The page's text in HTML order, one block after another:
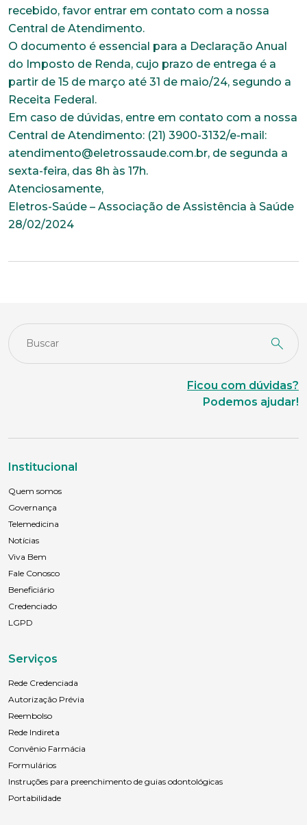
recebido, favor entrar em contato com a nossa
Central de Atendimento.
O documento é essencial para a Declaração Anual
do Imposto de Renda, cujo prazo de entrega é a
partir de 15 de março até 31 de maio/24, segundo a
Receita Federal.
Em caso de dúvidas, entre em contato com a nossa
Central de Atendimento: (21) 3900-3132/e-mail:
atendimento@eletrossaude.com.br, de segunda a
sexta-feira, das 8h às 17h.
Atenciosamente,
Eletros-Saúde – Associação de Assistência à Saúde
28/02/2024
Ficou com dúvidas?
Podemos ajudar!
Institucional
Quem somos
Governança
Telemedicina
Notícias
Viva Bem
Fale Conosco
Beneficiário
Credenciado
LGPD
Serviços
Rede Credenciada
Autorização Prévia
Reembolso
Rede Indireta
Convênio Farmácia
Formulários
Instruções para preenchimento de guias odontológicas
Portabilidade
Trabalhe conosco
Faça parte de uma instituição sólida, ética e
comprometida com o bem-estar dos seus
colaboradores. Preencha todos os dados abaixo e
anexe seu currículo.
*Campos obrigatórios
Bairro
Cidade
Naturalidade
Estado Civil
Sexo